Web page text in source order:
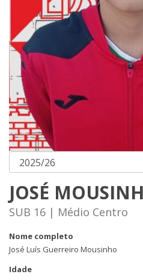
JOSÉ
SUB 16 | Médio Centro
Nome completo
José Luís Guerreiro Mousinho
Idade